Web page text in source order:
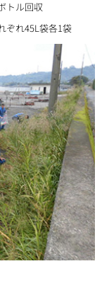
トル回収
ぞれ45L袋各1袋